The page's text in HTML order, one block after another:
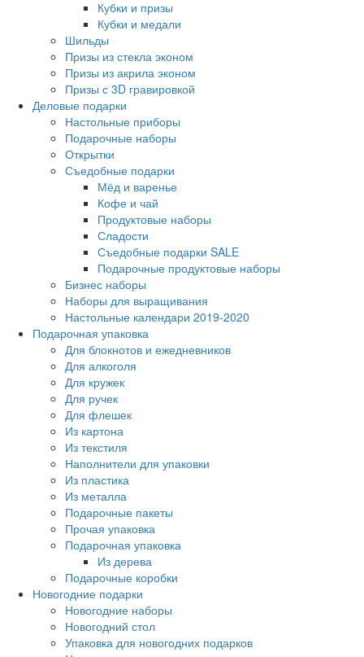
Кубки и призы
Кубки и медали
Шильды
Призы из стекла эконом
Призы из акрила эконом
Призы с 3D гравировкой
Деловые подарки
Настольные приборы
Подарочные наборы
Открытки
Съедобные подарки
Мёд и варенье
Кофе и чай
Продуктовые наборы
Сладости
Съедобные подарки SALE
Подарочные продуктовые наборы
Бизнес наборы
Наборы для выращивания
Настольные календари 2019-2020
Подарочная упаковка
Для блокнотов и ежедневников
Для алкоголя
Для кружек
Для ручек
Для флешек
Из картона
Из текстиля
Наполнители для упаковки
Из пластика
Из металла
Подарочные пакеты
Прочая упаковка
Подарочная упаковка
Из дерева
Подарочные коробки
Новогодние подарки
Новогодние наборы
Новогодний стол
Упаковка для новогодних подарков